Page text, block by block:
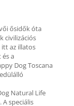
ősidők óta
civilizációs
itt az illatos
a
Dog Toscana
Natural Life
speciális